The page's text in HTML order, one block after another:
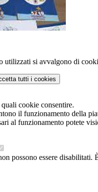
utilizzati si avvalgono di
tutti i cookies
cookie consentire.
il funzionamento della
al funzionamento potete
possono essere